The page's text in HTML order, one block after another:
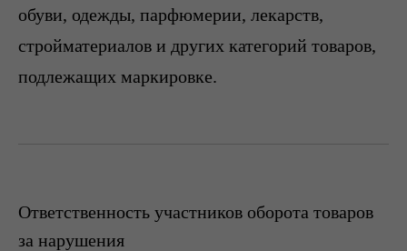
обуви, одежды, парфюмерии, лекарств,
стройматериалов и других категорий товаров,
подлежащих маркировке.
Ответственность участников оборота товаров
за нарушения